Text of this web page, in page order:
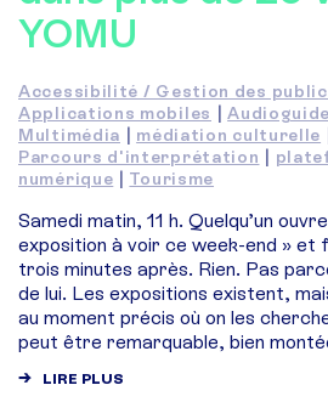
YOMU
Accessibilité / Gestion des
Applications mobiles
|Audioguide
Multimédia
médiation culturelle
Parcours d'interprétation
numérique
Tourisme
Samedi matin, 11 h. Quelqu’un
exposition à voir ce week-end » et
trois minutes après. Rien. Pas
de lui. Les expositions existent,
au moment précis où on les
peut être remarquable, bien
LIRE PLUS